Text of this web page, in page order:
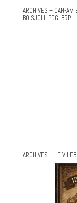
ARCHIVES – CAN-AM
BOISJOLI, PDG, BRP.
ARCHIVES – LE